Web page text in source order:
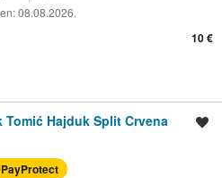
08.08.2026.
10 €
Tomić Hajduk Split Crvena
PayProtect